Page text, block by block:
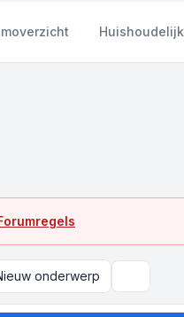
Huishoudelijk
onderwerp